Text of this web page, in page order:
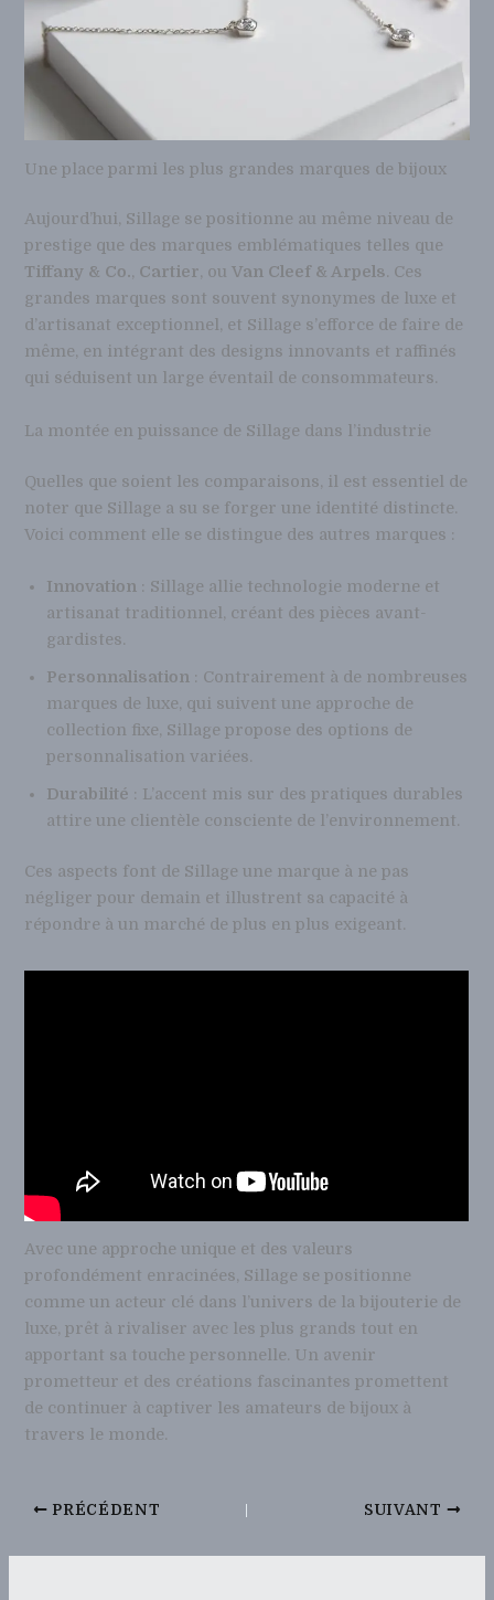
Une place parmi les plus grandes marques de bijoux
Aujourd’hui, Sillage se positionne au même niveau de
prestige que des marques emblématiques telles que
Tiffany & Co., Cartier, ouVan Cleef & Arpels. Ces
grandes marques sont souvent synonymes de luxe et
d’artisanat exceptionnel, et Sillage s’efforce de faire de
même, en intégrant des designs innovants et raffinés
qui séduisent un large éventail de consommateurs.
La montée en puissance de Sillage dans l’industrie
Quelles que soient les comparaisons, il est essentiel de
noter que Sillage a su se forger une identité distincte.
Voici comment elle se distingue des autres marques :
Innovation : Sillage allie technologie moderne et
artisanat traditionnel, créant des pièces avant-
gardistes.
Personnalisation : Contrairement à de nombreuses
marques de luxe, qui suivent une approche de
collection fixe, Sillage propose des options de
personnalisation variées.
Durabilité : L’accent mis sur des pratiques durables
attire une clientèle consciente de l’environnement.
Ces aspects font de Sillage une marque à ne pas
négliger pour demain et illustrent sa capacité à
répondre à un marché de plus en plus exigeant.
Avec une approche unique et des valeurs
profondément enracinées, Sillage se positionne
comme un acteur clé dans l’univers de la bijouterie de
luxe, prêt à rivaliser avec les plus grands tout en
apportant sa touche personnelle. Un avenir
prometteur et des créations fascinantes promettent
de continuer à captiver les amateurs de bijoux à
travers le monde.
PRÉCÉDENT SUIVANT